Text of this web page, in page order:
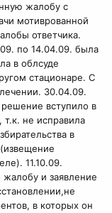
жалобу с
мотиврованной
ответчика.
по 14.04.09. была
в облсуде
стационаре. С
30.04.09.
решение вступило в
т.к. не исправила
в
11.10.09.
и заявление
в которых он